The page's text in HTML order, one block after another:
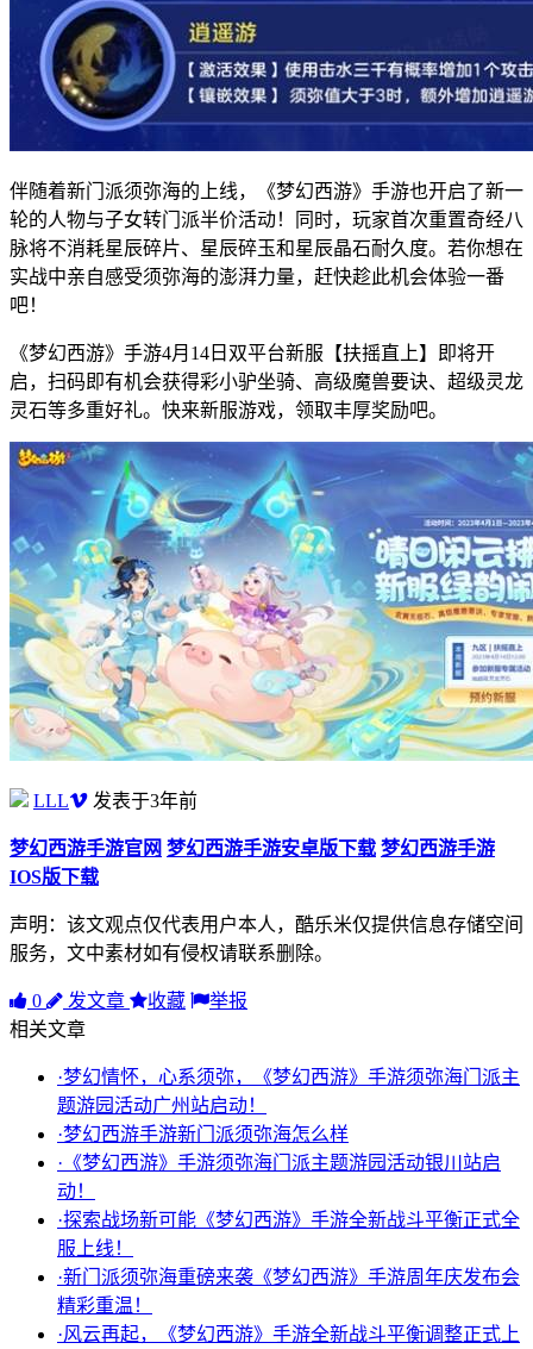
伴随着新门派须弥海的上线，《梦幻西游》手游也开启了新一
轮的人物与子女转门派半价活动！同时，玩家首次重置奇经八
脉将不消耗星辰碎片、星辰碎玉和星辰晶石耐久度。若你想在
实战中亲自感受须弥海的澎湃力量，赶快趁此机会体验一番
吧！
《梦幻西游》手游4月14日双平台新服【扶摇直上】即将开
启，扫码即有机会获得彩小驴坐骑、高级魔兽要诀、超级灵龙
灵石等多重好礼。快来新服游戏，领取丰厚奖励吧。
LLL 发表于3年前
梦幻西游手游官网 梦幻西游手游安卓版下载 梦幻西游手游
IOS版下载
声明：该文观点仅代表用户本人，酷乐米仅提供信息存储空间
服务，文中素材如有侵权请联系删除。
0 发文章 收藏
举报
相关文章
·梦幻情怀，心系须弥，《梦幻西游》手游须弥海门派主
题游园活动广州站启动！
·梦幻西游手游新门派须弥海怎么样
·《梦幻西游》手游须弥海门派主题游园活动银川站启
动！
·探索战场新可能《梦幻西游》手游全新战斗平衡正式全
服上线！
·新门派须弥海重磅来袭《梦幻西游》手游周年庆发布会
精彩重温！
·风云再起，《梦幻西游》手游全新战斗平衡调整正式上